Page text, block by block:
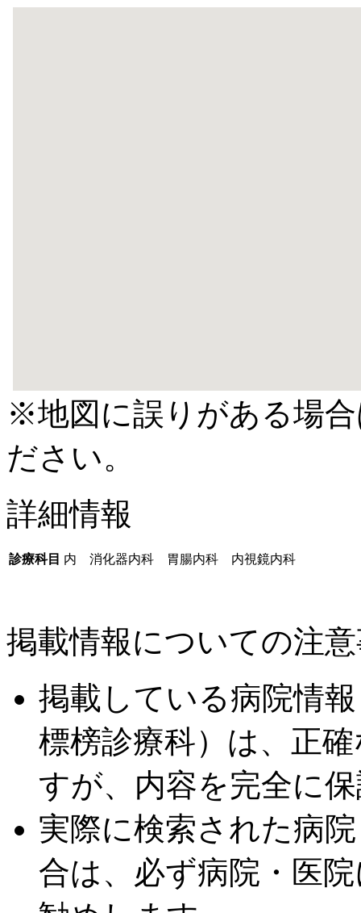
※地図に誤りがある場
ださい。
詳細情報
診療科目 内 消化器内科 胃腸内科 内視鏡内科
掲載情報についての注
掲載している病院情
標榜診療科）は、正
すが、内容を完全に
実際に検索された病
合は、必ず病院・医